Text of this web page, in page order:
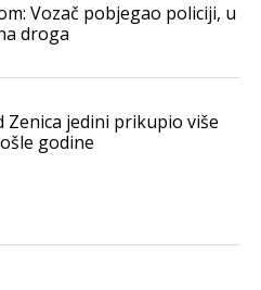
Vozač pobjegao policiji, u
droga
Zenica jedini prikupio više
godine